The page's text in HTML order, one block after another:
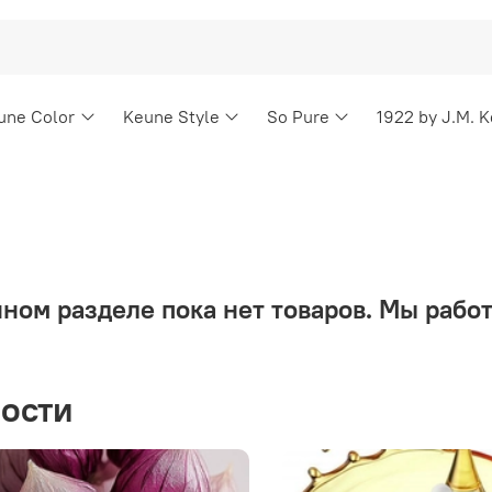
Color Keune Style So Pure 1922 by J.M.
разделе пока нет товаров. Мы